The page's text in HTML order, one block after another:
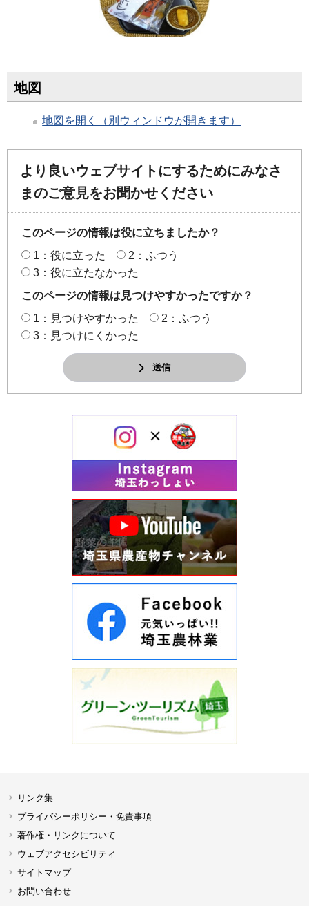
地図
地図を開く（別ウィンドウが開きます）
より良いウェブサイトにするためにみなさ
まのご意見をお聞かせください
このページの情報は役に立ちましたか？
1：役に立った
2：ふつう
3：役に立たなかった
このページの情報は見つけやすかったですか？
1：見つけやすかった
2：ふつう
3：見つけにくかった
送信
リンク集
プライバシーポリシー・免責事項
著作権・リンクについて
ウェブアクセシビリティ
サイトマップ
お問い合わせ